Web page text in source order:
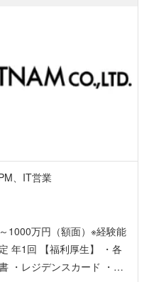
、IT営業
1000万円（額面）※経験能
厚生】 ・各
・レジデンスカード ・海